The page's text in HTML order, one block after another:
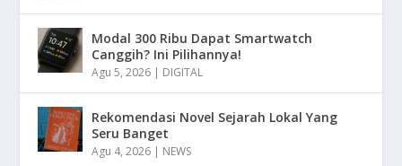
Modal 300 Ribu Dapat Smartwatch
Canggih? Ini Pilihannya!
Agu 5, 2026 | DIGITAL
Rekomendasi Novel Sejarah Lokal Yang
Seru Banget
Agu 4, 2026 | NEWS